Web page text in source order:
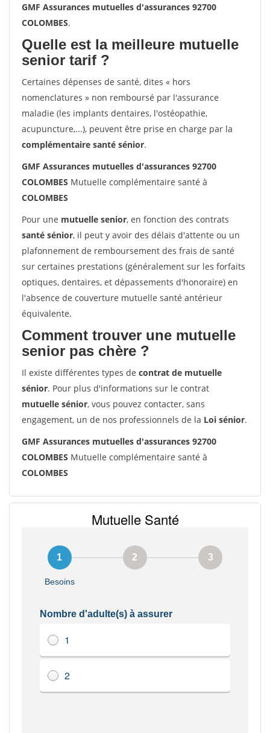
GMF Assurances mutuelles d'assurances 92700
COLOMBES.
Quelle est la meilleure mutuelle
senior tarif ?
Certaines dépenses de santé, dites « hors
nomenclatures » non remboursé par l'assurance
maladie (les implants dentaires, l'ostéopathie,
acupuncture,...), peuvent être prise en charge par la
complémentaire santé sénior.
GMF Assurances mutuelles d'assurances 92700
COLOMBES Mutuelle complémentaire santé à
COLOMBES
Pour une mutuelle senior, en fonction des contrats
santé sénior, il peut y avoir des délais d'attente ou un
plafonnement de remboursement des frais de santé
sur certaines prestations (généralement sur les forfaits
optiques, dentaires, et dépassements d'honoraire) en
l'absence de couverture mutuelle santé antérieur
équivalente.
Comment trouver une mutuelle
senior pas chère ?
Il existe différentes types de contrat de mutuelle
sénior. Pour plus d'informations sur le contrat
mutuelle sénior, vous pouvez contacter, sans
engagement, un de nos professionnels de la Loi sénior.
GMF Assurances mutuelles d'assurances 92700
COLOMBES Mutuelle complémentaire santé à
COLOMBES